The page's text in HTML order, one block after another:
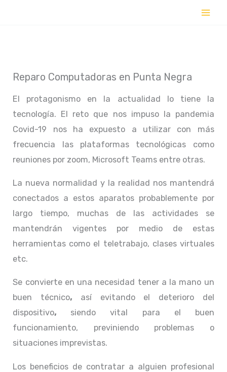
Reparo Computadoras en Punta Negra
El protagonismo en la actualidad lo tiene la
tecnología. El reto que nos impuso la pandemia
Covid-19 nos ha expuesto a utilizar con más
frecuencia las plataformas tecnológicas como
reuniones por zoom, Microsoft Teams entre otras.
La nueva normalidad y la realidad nos mantendrá
conectados a estos aparatos probablemente por
largo tiempo, muchas de las actividades se
mantendrán vigentes por medio de estas
herramientas como el teletrabajo, clases virtuales
etc.
Se convierte en una necesidad tener a la mano un
buen técnico, así evitando el deterioro del
dispositivo, siendo vital para el buen
funcionamiento, previniendo problemas o
situaciones imprevistas.
Los beneficios de contratar a alguien profesional